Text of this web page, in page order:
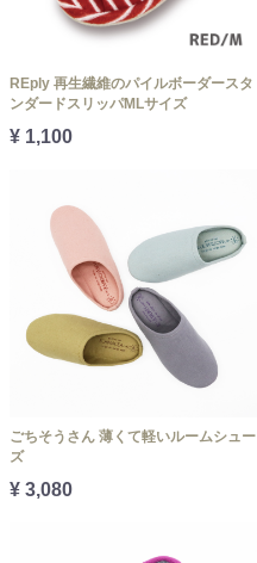
REply 再生繊維のパイルボーダースタ
ンダードスリッパMLサイズ
¥ 1,100
ごちそうさん 薄くて軽いルームシュー
ズ
¥ 3,080